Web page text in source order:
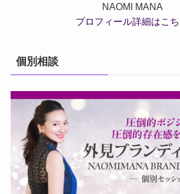
NAOMI MANA
プロフィール詳細はこ
個別相談